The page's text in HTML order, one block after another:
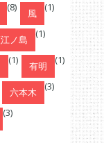
(8) 風 (1)
ノ島 (1)
(1) 有明 (1)
六本木 (3)
(3)